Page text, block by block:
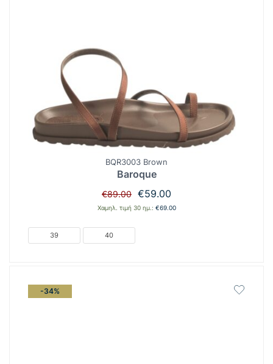
BQR3003 Brown
Baroque
€89.00 Original
price
€59.00
τρέχουσα
Χαμηλ. τιμή 30 ημ.: €69.00
39 40
-34%